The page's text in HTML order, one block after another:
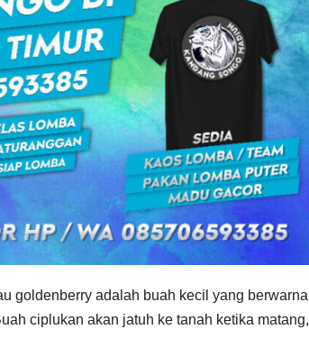
goldenberry adalah buah kecil yang berwarna
ciplukan akan jatuh ke tanah ketika matang,